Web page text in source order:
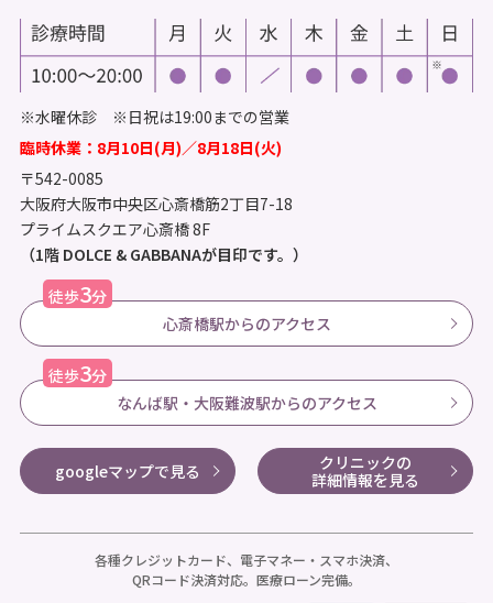
※水曜休診 ※日祝は19:00までの営業
臨時休業：8月10日(月)／8月18日(火)
〒542-0085
大阪府大阪市中央区心斎橋筋2丁目7-18
プライムスクエア心斎橋 8F
（1階 DOLCE & GABBANAが目印です。）
徒歩3分
心斎橋駅からのアクセス
徒歩3分
なんば駅・大阪難波駅からのアクセス
googleマップで見る
クリニックの
詳細情報を見る
各種クレジットカード、電子マネー・スマホ決済、
QRコード決済対応。医療ローン完備。